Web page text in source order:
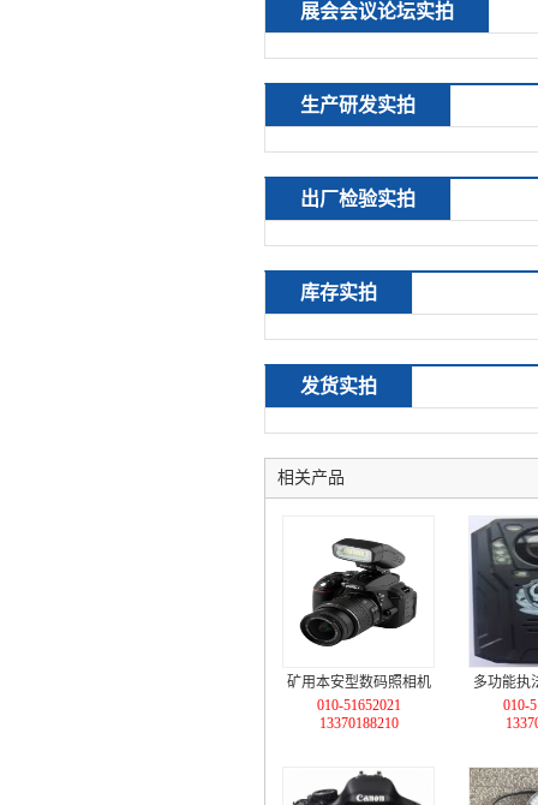
展会会议论坛实拍
生产研发实拍
出厂检验实拍
库存实拍
发货实拍
相关产品
矿用本安型数码照相机
010-51652021
13370188210
多功能执
010-